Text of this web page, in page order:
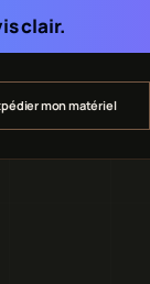
clair.
mon matériel